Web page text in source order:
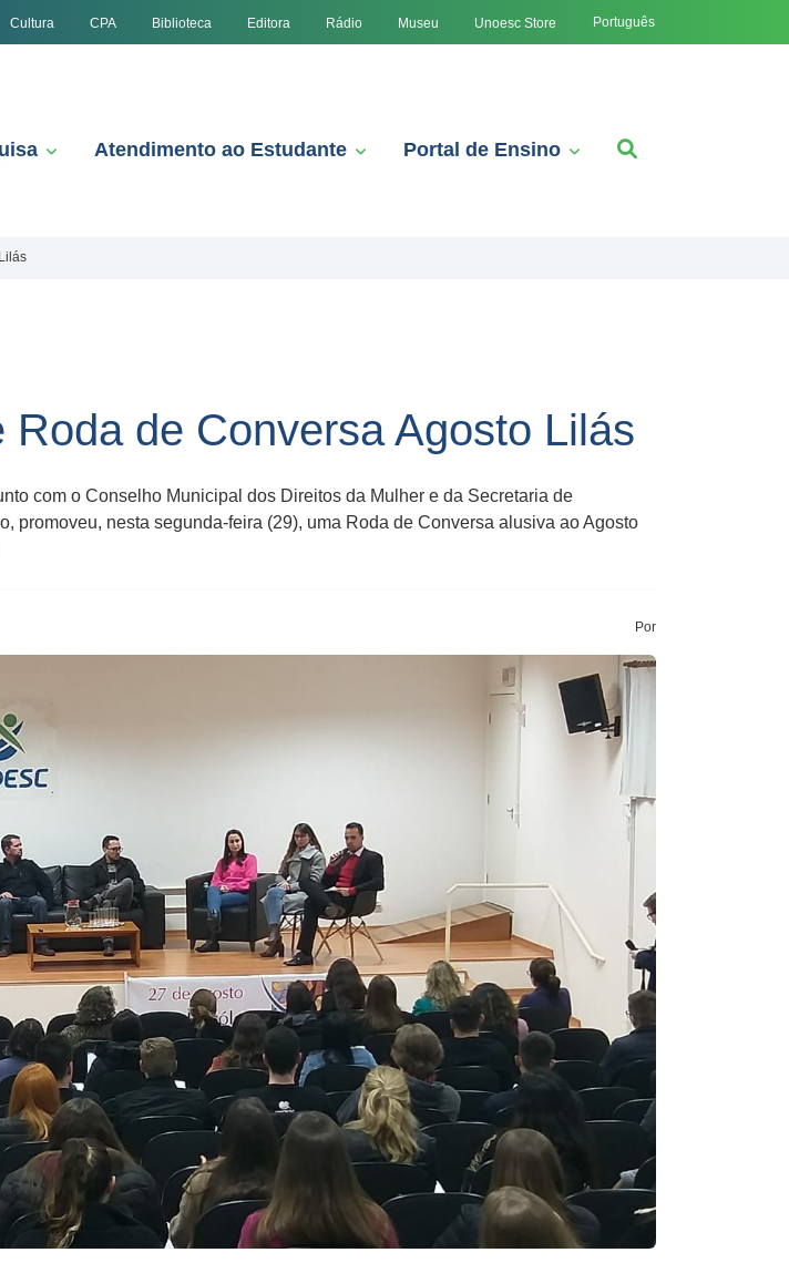
Cultura CPA Biblioteca Editora Rádio Museu Unoesc Store Português
Atendimento ao Estudante Portal de Ensino
de Conversa Agosto Lilás
com o Conselho Municipal dos Direitos da Mulher e da Secretaria de
nesta segunda-feira (29), uma Roda de Conversa alusiva ao Agosto
Por